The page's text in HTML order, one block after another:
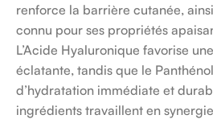
renforce la barrière cutanée,
connu pour ses propriétés
L’Acide Hyaluronique favorise
éclatante, tandis que le
d’hydratation immédiate et
ingrédients travaillent en